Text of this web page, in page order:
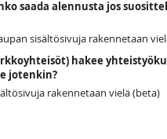
saada alennusta jos
sisältösivuja rakennetaan
hakee
jotenkin?
rakennetaan vielä (beta)